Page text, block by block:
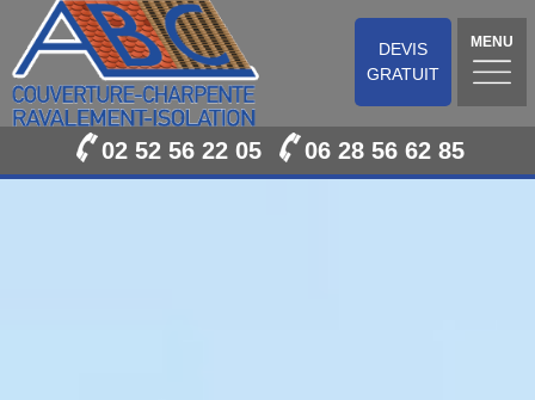
DEVIS
GRATUIT
MENU
02 52 56 22 05 06 28 56 62 85